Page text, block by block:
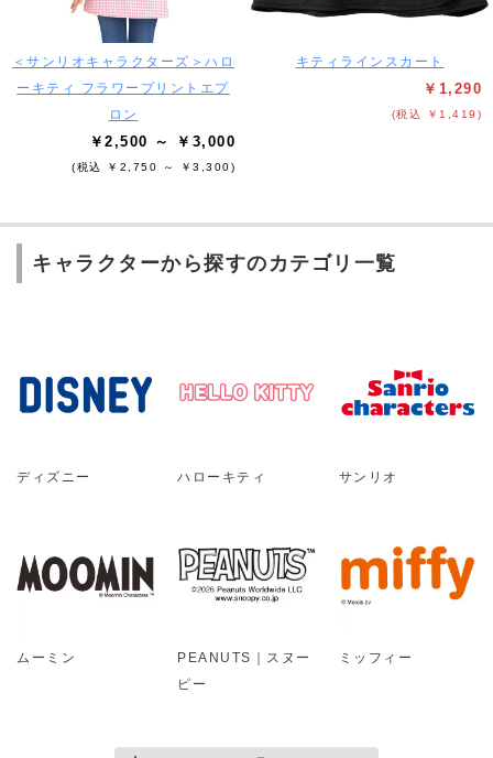
＜サンリオキャラクターズ＞ハロ
ーキティ フラワープリントエプ
ロン
￥2,500 ～ ￥3,000
(税込 ￥2,750 ～ ￥3,300)
キティラインスカート
￥1,290
(税込 ￥1,419)
キャラクターから探すのカテゴリ一覧
ディズニー ハローキティ サンリオ
ムーミン
PEANUTS｜スヌー
ピー
ミッフィー